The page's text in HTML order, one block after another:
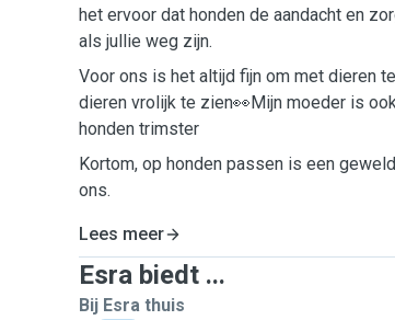
het ervoor dat honden de aandacht en
als jullie weg zijn.
Voor ons is het altijd fijn om met dieren
dieren vrolijk te zien👀Mijn moeder is
honden trimster
Kortom, op honden passen is een
ons.
Lees meer
Esra biedt ...
Bij Esra thuis